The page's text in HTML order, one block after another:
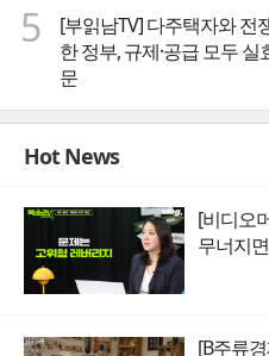
5
[부읽남TV] 다주택자와 전
한 정부, 규제·공급 모두 실
문
Hot News
[비디오
무너지
[B주류